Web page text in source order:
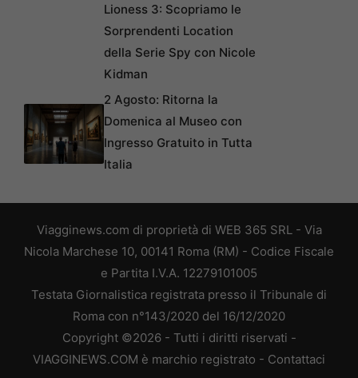
Lioness 3: Scopriamo le
Sorprendenti Location
della Serie Spy con Nicole
Kidman
2 Agosto: Ritorna la
Domenica al Museo con
Ingresso Gratuito in Tutta
Italia
Viagginews.com di proprietà di WEB 365 SRL - Via
Nicola Marchese 10, 00141 Roma (RM) - Codice Fiscale
e Partita I.V.A. 12279101005
Testata Giornalistica registrata presso il Tribunale di
Roma con n°143/2020 del 16/12/2020
Copyright ©2026 - Tutti i diritti riservati -
VIAGGINEWS.COM è marchio registrato - Contattaci